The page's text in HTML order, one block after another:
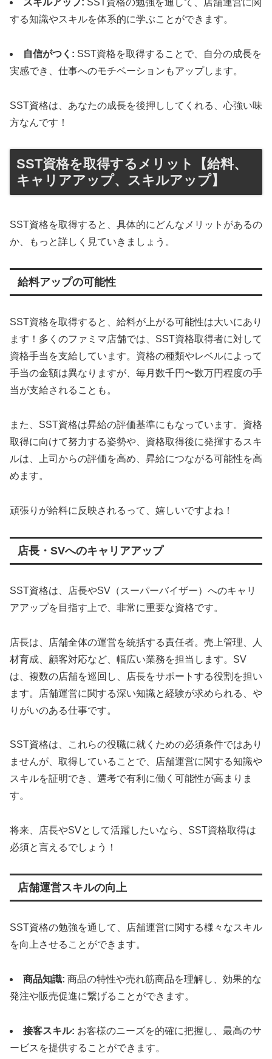
スキルアップ: SST資格の勉強を通して、店舗運営に関
する知識やスキルを体系的に学ぶことができます。
自信がつく: SST資格を取得することで、自分の成長を
実感でき、仕事へのモチベーションもアップします。
SST資格は、あなたの成長を後押ししてくれる、心強い味
方なんです！
SST資格を取得するメリット【給料、
キャリアアップ、スキルアップ】
SST資格を取得すると、具体的にどんなメリットがあるの
か、もっと詳しく見ていきましょう。
給料アップの可能性
SST資格を取得すると、給料が上がる可能性は大いにあり
ます！多くのファミマ店舗では、SST資格取得者に対して
資格手当を支給しています。資格の種類やレベルによって
手当の金額は異なりますが、毎月数千円〜数万円程度の手
当が支給されることも。
また、SST資格は昇給の評価基準にもなっています。資格
取得に向けて努力する姿勢や、資格取得後に発揮するスキ
ルは、上司からの評価を高め、昇給につながる可能性を高
めます。
頑張りが給料に反映されるって、嬉しいですよね！
店長・SVへのキャリアアップ
SST資格は、店長やSV（スーパーバイザー）へのキャリ
アアップを目指す上で、非常に重要な資格です。
店長は、店舗全体の運営を統括する責任者。売上管理、人
材育成、顧客対応など、幅広い業務を担当します。SV
は、複数の店舗を巡回し、店長をサポートする役割を担い
ます。店舗運営に関する深い知識と経験が求められる、や
りがいのある仕事です。
SST資格は、これらの役職に就くための必須条件ではあり
ませんが、取得していることで、店舗運営に関する知識や
スキルを証明でき、選考で有利に働く可能性が高まりま
す。
将来、店長やSVとして活躍したいなら、SST資格取得は
必須と言えるでしょう！
店舗運営スキルの向上
SST資格の勉強を通して、店舗運営に関する様々なスキル
を向上させることができます。
商品知識: 商品の特性や売れ筋商品を理解し、効果的な
発注や販売促進に繋げることができます。
接客スキル: お客様のニーズを的確に把握し、最高のサ
ービスを提供することができます。